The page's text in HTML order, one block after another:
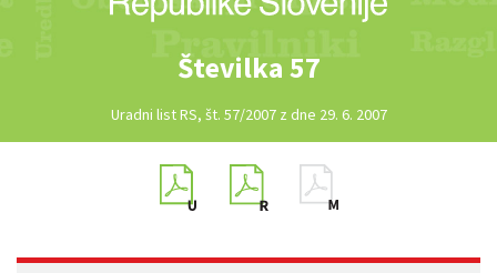
Številka 57
Uradni list RS, št. 57/2007 z dne 29. 6. 2007